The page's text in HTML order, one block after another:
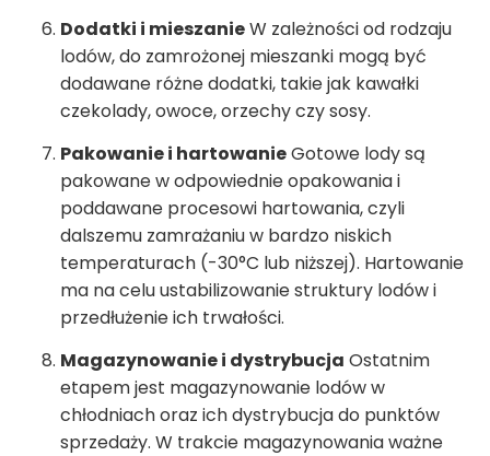
Dodatki i mieszanieW zależności od rodzaju
lodów, do zamrożonej mieszanki mogą być
dodawane różne dodatki, takie jak kawałki
czekolady, owoce, orzechy czy sosy.
Pakowanie i hartowanieGotowe lody są
pakowane w odpowiednie opakowania i
poddawane procesowi hartowania, czyli
dalszemu zamrażaniu w bardzo niskich
temperaturach (-30°C lub niższej). Hartowanie
ma na celu ustabilizowanie struktury lodów i
przedłużenie ich trwałości.
Magazynowanie i dystrybucja Ostatnim
etapem jest magazynowanie lodów w
chłodniach oraz ich dystrybucja do punktów
sprzedaży. W trakcie magazynowania ważne